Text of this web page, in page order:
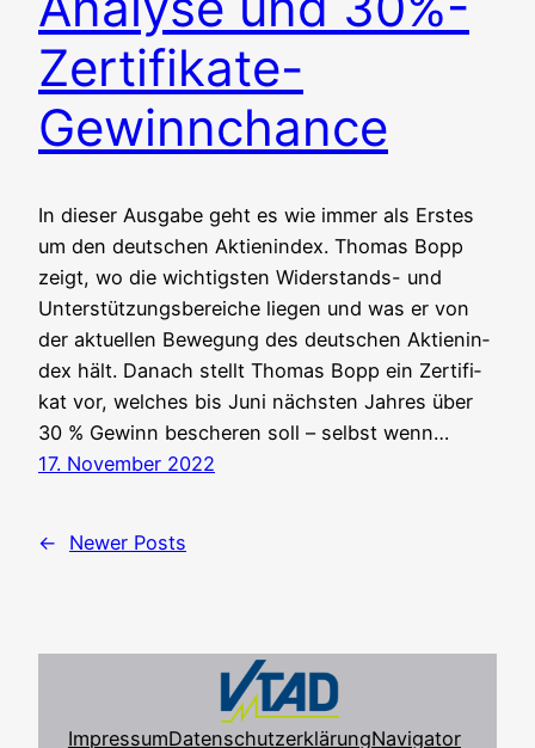
Zertifikate-
Gewinnchance
In die­ser Aus­ga­be geht es wie immer als Ers­tes
um den deut­schen Akti­en­in­dex. Tho­mas Bopp
zeigt, wo die wich­tigs­ten Wider­stands- und
Unter­stüt­zungs­be­rei­che lie­gen und was er von
der aktu­el­len Bewe­gung des deut­schen Akti­en­in­
dex hält. Danach stellt Tho­mas Bopp ein Zer­ti­fi­
kat vor, wel­ches bis Juni nächs­ten Jah­res über
30 % Gewinn besche­ren soll – selbst wenn…
17. November 2022
← Newer Posts
ImpressumDatenschutzerklärungNavigator